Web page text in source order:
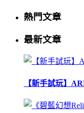
熱門文章
最新文章
【新手試玩】